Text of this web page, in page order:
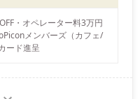
・オペレーター料3万円
メンバーズ（カフェ/